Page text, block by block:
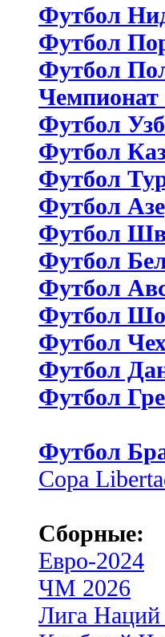
Футбол
Футбол
Футбол
Чемпионат
Футбол
Футбол
Футбол
Футбол
Футбол
Футбол
Футбол
Футбол
Футбол
Футбол
Футбол
Футбол
Copa
Сборные:
Евро-2024
ЧМ 2026
Лига